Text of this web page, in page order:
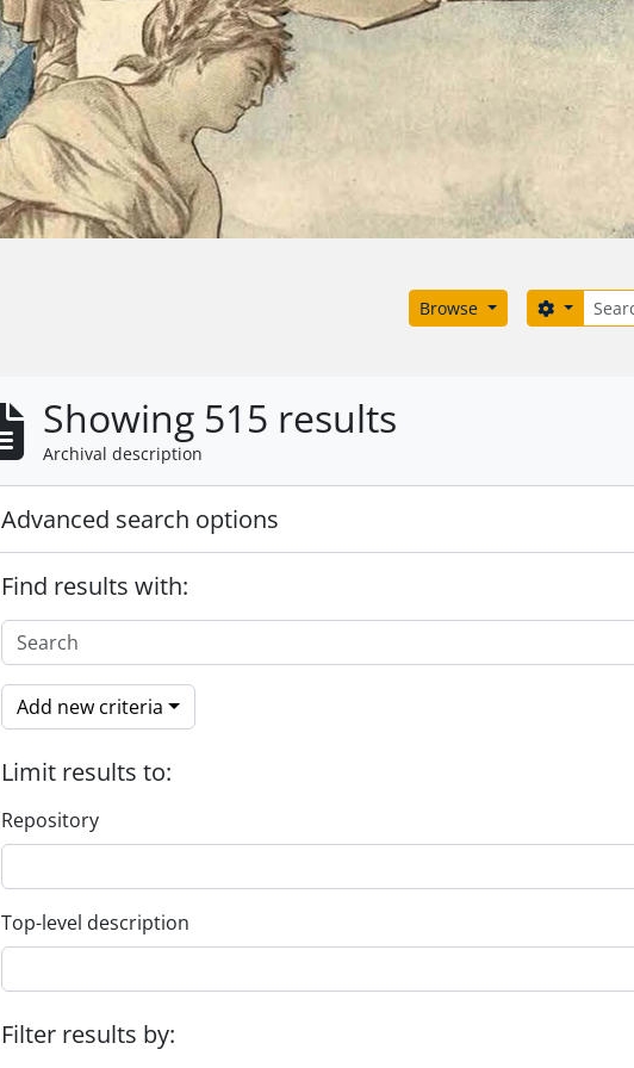
Browse Search
Search
Showing 515 results
Archival description
Advanced search options
Find results with:
Add new criteria
Limit results to:
Repository
Top-level description
Filter results by: